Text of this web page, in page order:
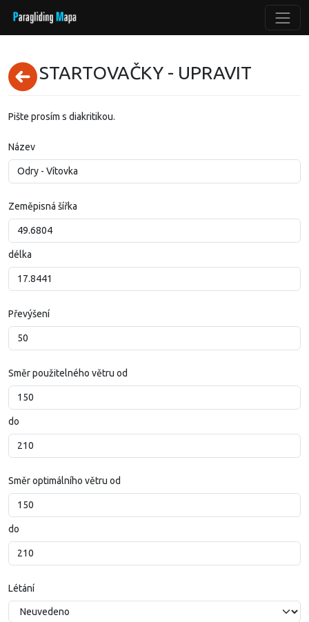
STARTOVAČKY - UPRAVIT
Pište prosím s diakritikou.
Název
Zeměpisná šířka
délka
Převýšení
Směr použitelného větru od
do
Směr optimálního větru od
do
Létání